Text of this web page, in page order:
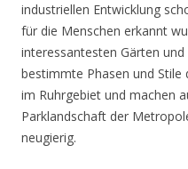
industriellen Entwicklung
für die Menschen erkannt
interessantesten Gärten
bestimmte Phasen und Stile
im Ruhrgebiet und machen
Parklandschaft der
neugierig.